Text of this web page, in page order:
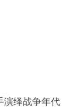
绎战争年代